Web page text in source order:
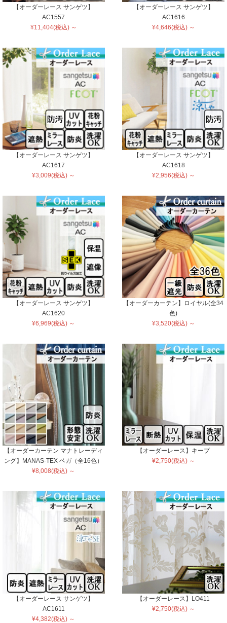
【オーダーレース サンゲツ】
AC1557
¥11,404(税込) ～
【オーダーレース サンゲツ】
AC1616
¥4,646(税込) ～
【オーダーレース サンゲツ】
AC1617
¥3,009(税込) ～
【オーダーレース サンゲツ】
AC1618
¥2,956(税込) ～
【オーダーレース サンゲツ】
AC1620
¥6,969(税込) ～
【オーダーカーテン】ロイヤル(全34
色)
¥3,520(税込) ～
【オーダーカーテン マナトレーディ
ング】MANAS-TEX ベガ（全16色）
¥8,008(税込) ～
【オーダーレース】キープ
¥2,750(税込) ～
【オーダーレース サンゲツ】
AC1611
¥4,382(税込) ～
【オーダーレース】LO411
¥2,750(税込) ～